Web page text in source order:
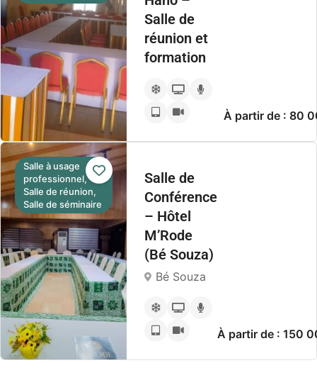
Salle de
réunion et
formation
À partir de : 80
Salle à usage
professionnel,
Salle de réunion,
Salle de séminaire
Salle de
Conférence
– Hôtel
M’Rode
(Bé Souza)
Bé Souza
À partir de : 150